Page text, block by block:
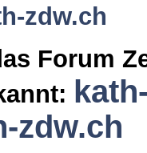
zdw.ch
Forum
zdw.ch